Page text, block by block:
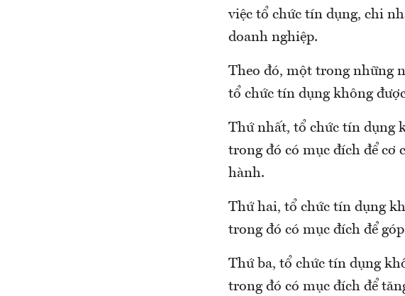
việc tổ chức tín dụng, chi
doanh nghiệp.
Theo đó, một trong những
tổ chức tín dụng không
Thứ nhất, tổ chức tín dụng
trong đó có mục đích để cơ
hành.
Thứ hai, tổ chức tín dụng
trong đó có mục đích để
Thứ ba, tổ chức tín dụng
trong đó có mục đích để